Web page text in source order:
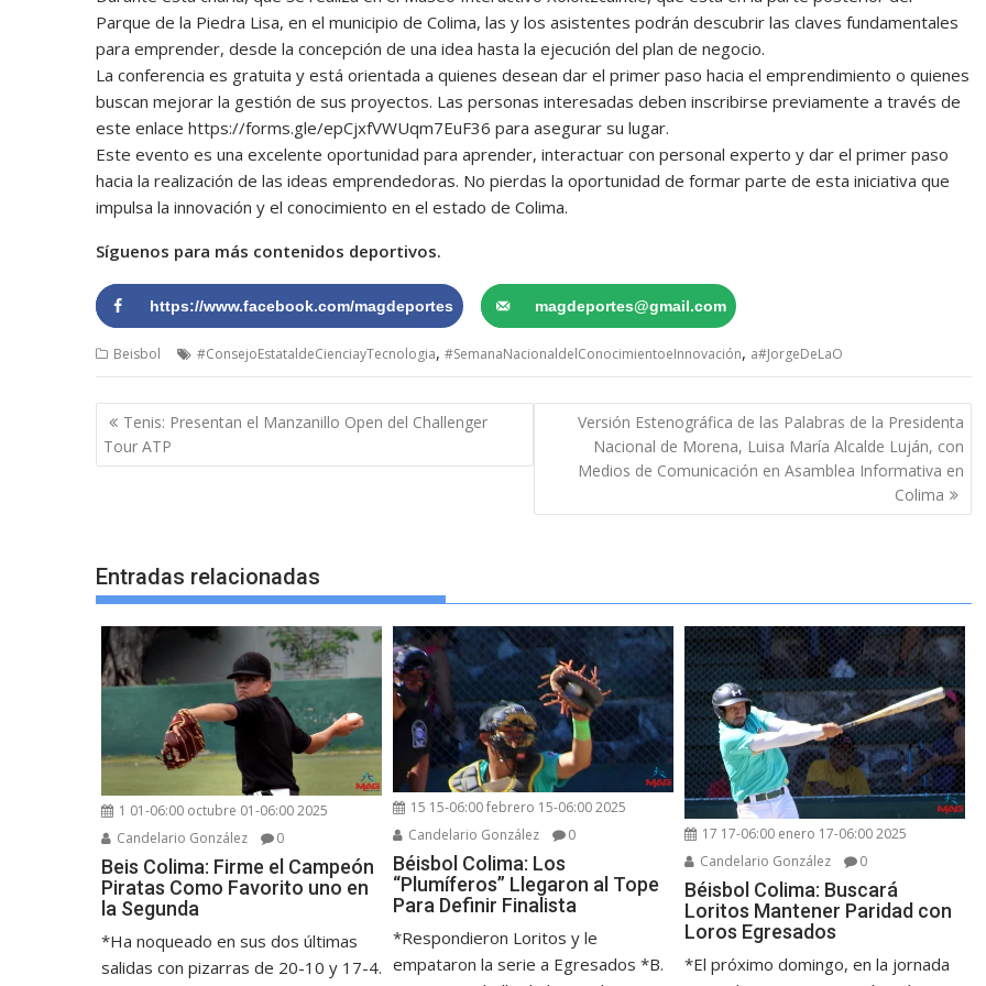
Parque de la Piedra Lisa, en el municipio de Colima, las y los asistentes podrán descubrir las claves fundamentales
para emprender, desde la concepción de una idea hasta la ejecución del plan de negocio.
La conferencia es gratuita y está orientada a quienes desean dar el primer paso hacia el emprendimiento o quienes
buscan mejorar la gestión de sus proyectos. Las personas interesadas deben inscribirse previamente a través de
este enlace https://forms.gle/epCjxfVWUqm7EuF36 para asegurar su lugar.
Este evento es una excelente oportunidad para aprender, interactuar con personal experto y dar el primer paso
hacia la realización de las ideas emprendedoras. No pierdas la oportunidad de formar parte de esta iniciativa que
impulsa la innovación y el conocimiento en el estado de Colima.
Síguenos para más contenidos deportivos.
https://www.facebook.com/magdeportes magdeportes@gmail.com
Beisbol #ConsejoEstataldeCienciayTecnologia, #SemanaNacionaldelConocimientoeInnovación, a#JorgeDeLaO
Navegación
de
entradas
Tenis: Presentan el Manzanillo Open del Challenger
Tour ATP
Versión Estenográfica de las Palabras de la Presidenta
Nacional de Morena, Luisa María Alcalde Luján, con
Medios de Comunicación en Asamblea Informativa en
Colima
Entradas relacionadas
1 01-06:00 octubre 01-06:00 2025
Candelario González
0
Beis Colima: Firme el Campeón
Piratas Como Favorito uno en
la Segunda
*Ha noqueado en sus dos últimas
salidas con pizarras de 20-10 y 17-4.
15 15-06:00 febrero 15-06:00 2025
Candelario González
0
Béisbol Colima: Los
“Plumíferos” Llegaron al Tope
Para Definir Finalista
*Respondieron Loritos y le
empataron la serie a Egresados *B.
17 17-06:00 enero 17-06:00 2025
Candelario González
0
Béisbol Colima: Buscará
Loritos Mantener Paridad con
Loros Egresados
*El próximo domingo, en la jornada